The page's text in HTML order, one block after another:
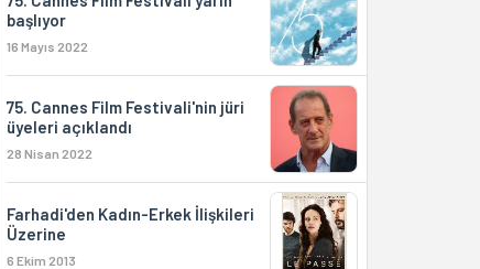
başlıyor
16 Mayıs 2022
75. Cannes Film Festivali'nin jüri
üyeleri açıklandı
28 Nisan 2022
Farhadi'den Kadın-Erkek İlişkileri
Üzerine
6 Ekim 2013